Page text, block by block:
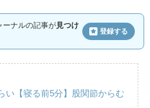
ーナルの記事が見つけ
登録する
い【寝る前5分】股関節からむ